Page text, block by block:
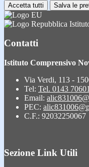
Accetta tutti Salva le
Contatti
Istituto Comprensivo
Via Verdi, 113 -
Tel: Tel. 0143 70601
Email:
PEC:
C.F.: 92032250067
Sezione Link Utili